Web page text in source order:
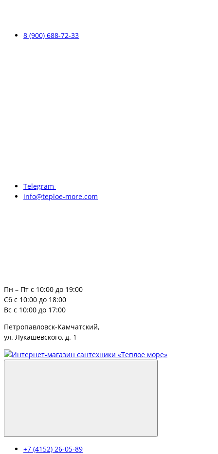
8 (900) 688-72-33
Telegram
info@teploe-more.com
Пн – Пт с 10:00 до 19:00
Сб с 10:00 до 18:00
Вс с 10:00 до 17:00
Петропавловск-Камчатский,
ул. Лукашевского, д. 1
+7 (4152) 26-05-89